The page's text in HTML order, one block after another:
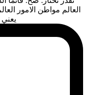
العالم مواطن الامور
يعني